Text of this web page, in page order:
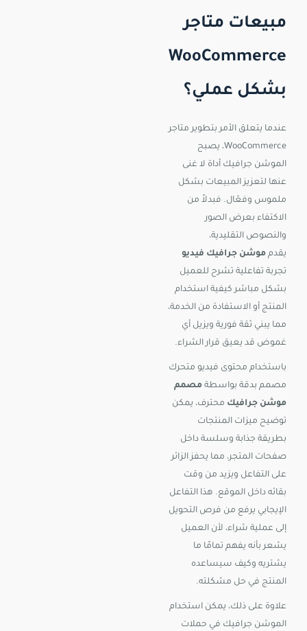
مبيعات متاجر
WooCommerce
بشكل عملي؟
عندما يتعلق الأمر بتطوير متاجر
WooCommerce، يصبح
الموشن جرافيك أداة لا غنى
عنها لتعزيز المبيعات بشكل
ملموس وفعّال. فبدلاً من
الاكتفاء بعرض الصور
والنصوص التقليدية،
يقدم موشن جرافيك فيديو
تجربة تفاعلية تشرح للعميل
بشكل مباشر كيفية استخدام
المنتج أو الاستفادة من الخدمة،
مما يبني ثقة فورية ويزيل أي
غموض قد يعيق قرار الشراء.
باستخدام محتوى فيديو متحرك
مصمم بدقة بواسطة مصمم
موشن جرافيك محترف، يمكن
توضيح ميزات المنتجات
بطريقة جذابة وسلسة داخل
صفحات المتجر، مما يحفز الزائر
على التفاعل ويزيد من وقت
بقائه داخل الموقع. هذا التفاعل
الإيجابي يرفع من فرص التحويل
إلى عملية شراء، لأن العميل
يشعر بأنه يفهم تمامًا ما
يشتريه وكيف سيساعده
المنتج في حل مشكلته.
علاوة على ذلك، يمكن استخدام
الموشن جرافيك في حملات